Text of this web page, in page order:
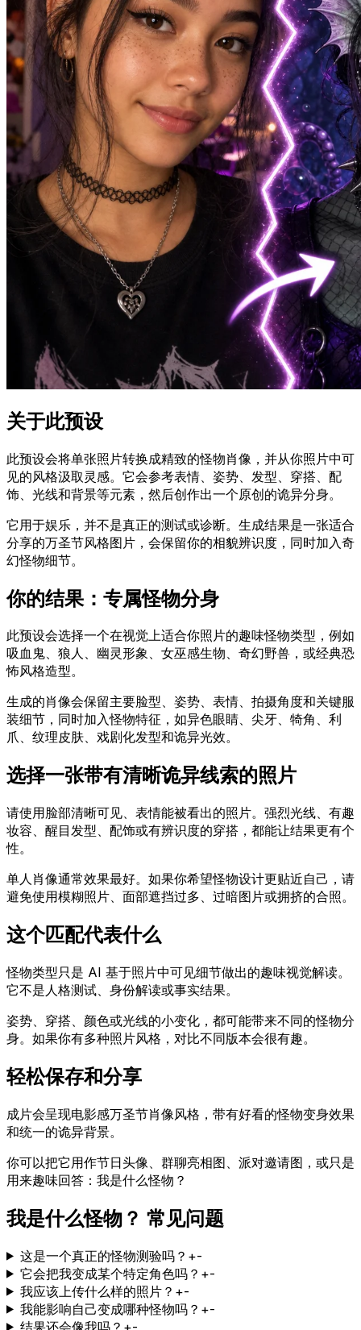
关于此预设
此预设会将单张照片转换成精致的怪物肖像，并从你照片中可
见的风格汲取灵感。它会参考表情、姿势、发型、穿搭、配
饰、光线和背景等元素，然后创作出一个原创的诡异分身。
它用于娱乐，并不是真正的测试或诊断。生成结果是一张适合
分享的万圣节风格图片，会保留你的相貌辨识度，同时加入奇
幻怪物细节。
你的结果：专属怪物分身
此预设会选择一个在视觉上适合你照片的趣味怪物类型，例如
吸血鬼、狼人、幽灵形象、女巫感生物、奇幻野兽，或经典恐
怖风格造型。
生成的肖像会保留主要脸型、姿势、表情、拍摄角度和关键服
装细节，同时加入怪物特征，如异色眼睛、尖牙、犄角、利
爪、纹理皮肤、戏剧化发型和诡异光效。
选择一张带有清晰诡异线索的照片
请使用脸部清晰可见、表情能被看出的照片。强烈光线、有趣
妆容、醒目发型、配饰或有辨识度的穿搭，都能让结果更有个
性。
单人肖像通常效果最好。如果你希望怪物设计更贴近自己，请
避免使用模糊照片、面部遮挡过多、过暗图片或拥挤的合照。
这个匹配代表什么
怪物类型只是 AI 基于照片中可见细节做出的趣味视觉解读。
它不是人格测试、身份解读或事实结果。
姿势、穿搭、颜色或光线的小变化，都可能带来不同的怪物分
身。如果你有多种照片风格，对比不同版本会很有趣。
轻松保存和分享
成片会呈现电影感万圣节肖像风格，带有好看的怪物变身效果
和统一的诡异背景。
你可以把它用作节日头像、群聊亮相图、派对邀请图，或只是
用来趣味回答：我是什么怪物？
我是什么怪物？ 常见问题
这是一个真正的怪物测验吗？ +-
它会把我变成某个特定角色吗？ +-
我应该上传什么样的照片？ +-
我能影响自己变成哪种怪物吗？ +-
结果还会像我吗？ +-